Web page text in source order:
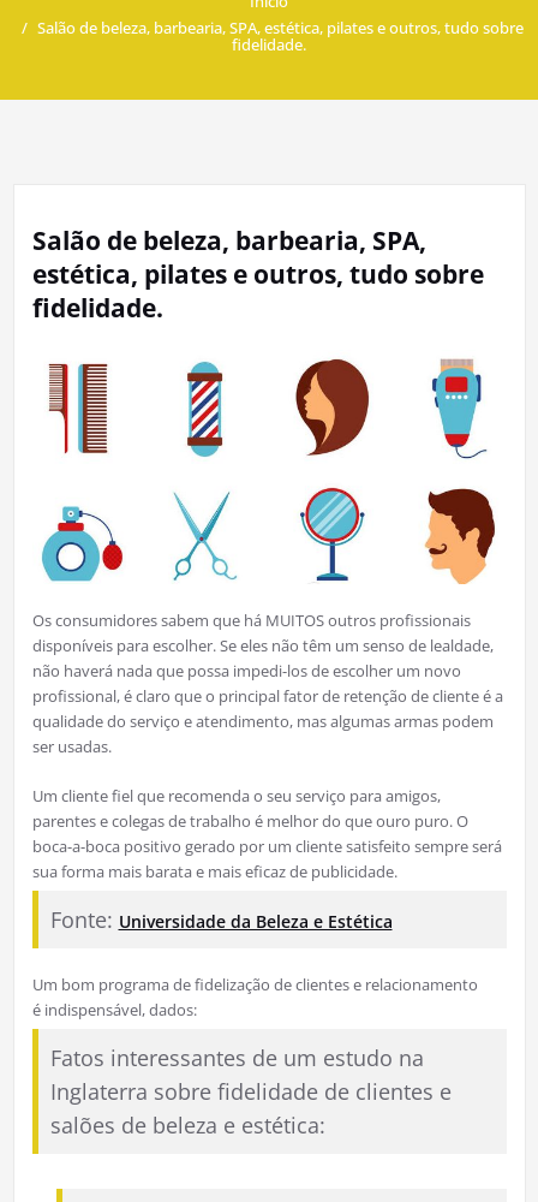
Salão de beleza, barbearia, SPA, estética, pilates e outros, tudo sobre
fidelidade.
Salão de beleza, barbearia, SPA,
estética, pilates e outros, tudo sobre
fidelidade.
Os consumidores sabem que há MUITOS outros profissionais
disponíveis para escolher. Se eles não têm um senso de lealdade,
não haverá nada que possa impedi-los de escolher um novo
profissional, é claro que o principal fator de retenção de cliente é a
qualidade do serviço e atendimento, mas algumas armas podem
ser usadas.
Um cliente fiel que recomenda o seu serviço para amigos,
parentes e colegas de trabalho é melhor do que ouro puro. O
boca-a-boca positivo gerado por um cliente satisfeito sempre será
sua forma mais barata e mais eficaz de publicidade.
Fonte: Universidade da Beleza e Estética
Um bom programa de fidelização de clientes e relacionamento
é indispensável, dados:
Fatos interessantes de um estudo na
Inglaterra sobre fidelidade de clientes e
salões de beleza e estética: